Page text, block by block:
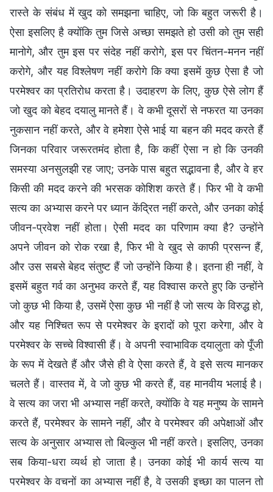
रास्ते के संबंध में खुद को समझना चाहिए, जो कि बहुत जरूरी है।
ऐसा इसलिए है क्योंकि तुम जिसे अच्छा समझते हो उसी को तुम सही
मानोगे, और तुम इस पर संदेह नहीं करोगे, इस पर चिंतन-मनन नहीं
करोगे, और यह विश्लेषण नहीं करोगे कि क्या इसमें कुछ ऐसा है जो
परमेश्वर का प्रतिरोध करता है। उदाहरण के लिए, कुछ ऐसे लोग हैं
जो खुद को बेहद दयालु मानते हैं। वे कभी दूसरों से नफरत या उनका
नुकसान नहीं करते, और वे हमेशा ऐसे भाई या बहन की मदद करते हैं
जिनका परिवार जरूरतमंद होता है, कि कहीं ऐसा न हो कि उनकी
समस्या अनसुलझी रह जाए; उनके पास बहुत सद्भावना है, और वे हर
किसी की मदद करने की भरसक कोशिश करते हैं। फिर भी वे कभी
सत्य का अभ्यास करने पर ध्यान केंद्रित नहीं करते, और उनका कोई
जीवन-प्रवेश नहीं होता। ऐसी मदद का परिणाम क्या है? उन्होंने
अपने जीवन को रोक रखा है, फिर भी वे खुद से काफी प्रसन्न हैं,
और उस सबसे बेहद संतुष्ट हैं जो उन्होंने किया है। इतना ही नहीं, वे
इसमें बहुत गर्व का अनुभव करते हैं, यह विश्वास करते हुए कि उन्होंने
जो कुछ भी किया है, उसमें ऐसा कुछ भी नहीं है जो सत्य के विरुद्ध हो,
और यह निश्चित रूप से परमेश्वर के इरादों को पूरा करेगा, और वे
परमेश्वर के सच्चे विश्वासी हैं। वे अपनी स्वाभाविक दयालुता को पूँजी
के रूप में देखते हैं और जैसे ही वे ऐसा करते हैं, वे इसे सत्य मानकर
चलते हैं। वास्तव में, वे जो कुछ भी करते हैं, वह मानवीय भलाई है।
वे सत्य का जरा भी अभ्यास नहीं करते, क्योंकि वे यह मनुष्य के सामने
करते हैं, परमेश्वर के सामने नहीं, और वे परमेश्वर की अपेक्षाओं और
सत्य के अनुसार अभ्यास तो बिल्कुल भी नहीं करते। इसलिए, उनका
सब किया-धरा व्यर्थ हो जाता है। उनका कोई भी कार्य सत्य या
परमेश्वर के वचनों का अभ्यास नहीं है, वे उसकी इच्छा का पालन तो